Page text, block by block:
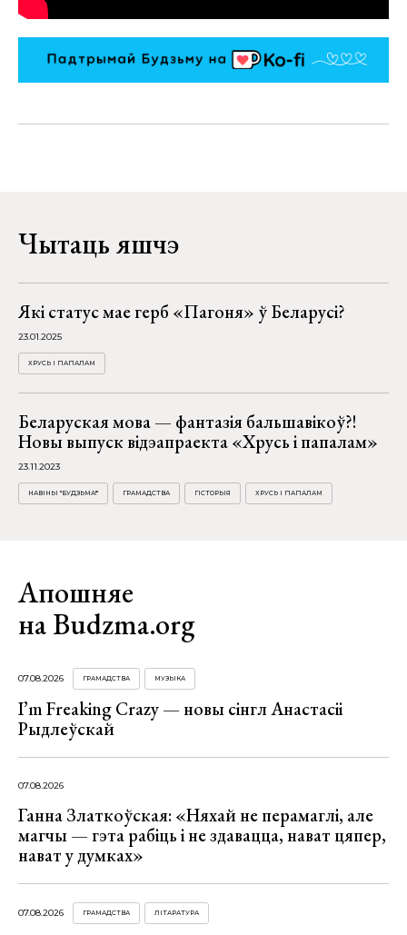
Чытаць яшчэ
Які статус мае герб «Пагоня» ў Беларусі?
23.01.2025
ХРУСЬ І ПАПАЛАМ
Беларуская мова — фантазія бальшавікоў?!
Новы выпуск відэапраекта «Хрусь і папалам»
23.11.2023
НАВІНЫ "БУДЗЬМА!" ГРАМАДСТВА ГІСТОРЫЯ ХРУСЬ І ПАПАЛАМ
Апошняе
на Budzma.org
07.08.2026 ГРАМАДСТВА МУЗЫКА
I’m Freaking Crazy — новы сінгл Анастасіі
Рыдлеўскай
07.08.2026
Ганна Златкоўская: «Няхай не перамаглі, але
магчы — гэта рабіць і не здавацца, нават цяпер,
нават у думках»
07.08.2026 ГРАМАДСТВА ЛІТАРАТУРА